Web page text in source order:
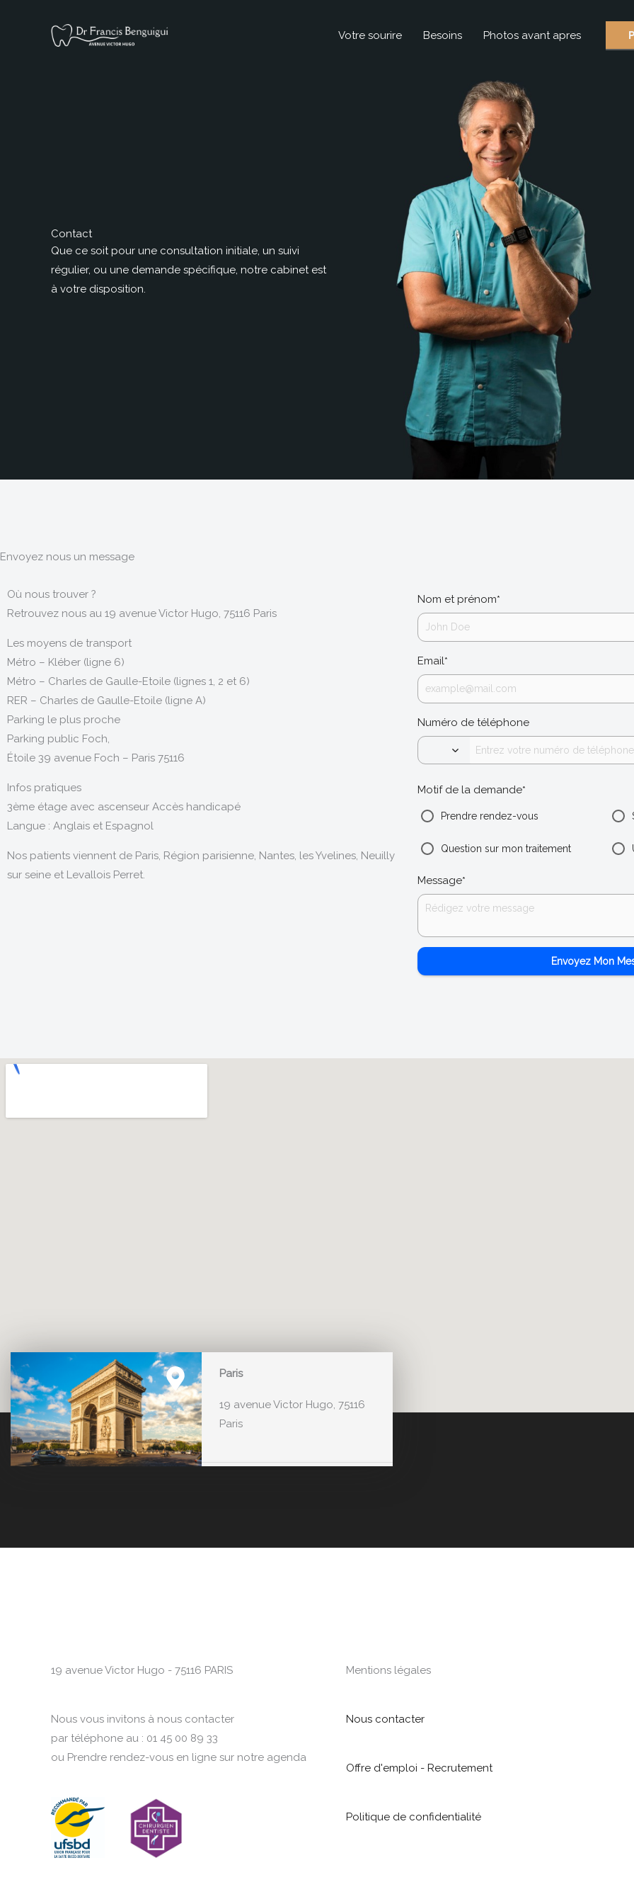
Votre sourire Besoins Photos avant apres
Contact
Que ce soit pour une consultation initiale, un suivi
régulier, ou une demande spécifique, notre cabinet est
à votre disposition.
Envoyez nous un message
Où nous trouver ?
Retrouvez nous au 19 avenue Victor Hugo, 75116 Paris
Les moyens de transport
Métro – Kléber (ligne 6)
Métro – Charles de Gaulle-Etoile (lignes 1, 2 et 6)
RER – Charles de Gaulle-Etoile (ligne A)
Parking le plus proche
Parking public Foch,
Étoile 39 avenue Foch – Paris 75116
Infos pratiques
3ème étage avec ascenseur Accès handicapé
Langue : Anglais et Espagnol
Nos patients viennent de Paris, Région parisienne, Nantes, les Yvelines, Neuilly
sur seine et Levallois Perret.
Nom et prénom*
Email*
Numéro de téléphone
Motif de la demande*
Prendre rendez-vous
Question sur mon traitement
Message*
Envoyez Mon
Paris
19 avenue Victor Hugo, 75116
Paris
19 avenue Victor Hugo - 75116 PARIS
Nous vous invitons à nous contacter
par téléphone au : 01 45 00 89 33
ou Prendre rendez-vous en ligne sur notre agenda
Mentions légales
Nous contacter
Offre d'emploi - Recrutement
Politique de confidentialité